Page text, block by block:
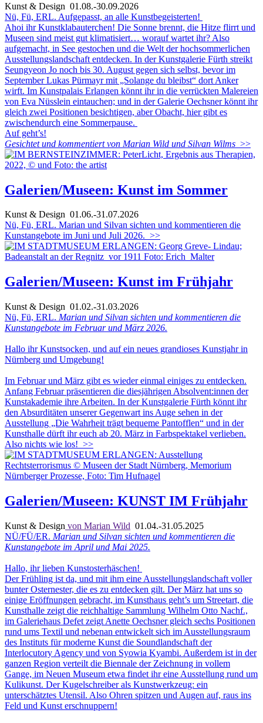
Kunst & Design 01.08.-30.09.2026
Nü, Fü, ERL. Aufgepasst, an alle Kunstbegeisterten!
Ahoi ihr Kunstklabauterchen! Die Sonne brennt, die Hitze flirrt und
Museen sind meist gut klimatisiert… worauf wartet ihr? Also
aufgemacht, in See gestochen und die Welt der hochsommerlichen
Ausstellungslandschaft entdecken. In der Kunstgalerie Fürth streikt
Seungyeon Jo noch bis 30. August gegen sich selbst, bevor im
September Lukas Pürmayr mit „Solange du bleibst“ dort Anker
wirft. Im Kunstpalais Erlangen könnt ihr in die verrückten Malereien
von Eva Nüsslein eintauchen; und in der Galerie Oechsner könnt ihr
gleich zwei Positionen besichtigen, aber Obacht, hier gibt es
zwischendurch eine Sommerpause.
Auf geht’s!
Gesichtet und kommentiert von Marian Wild und Silvan Wilms >>
Galerien/Museen: Kunst im Sommer
Kunst & Design 01.06.-31.07.2026
Nü, Fü, ERL. Marian und Silvan sichten und kommentieren die
Kunstangebote im Juni und Juli 2026. >>
Galerien/Museen: Kunst im Frühjahr
Kunst & Design 01.02.-31.03.2026
Nü, Fü, ERL. Marian und Silvan sichten und kommentieren die
Kunstangebote im Februar und März 2026.
Hallo ihr Kunstsocken, und auf ein neues grandioses Kunstjahr in
Nürnberg und Umgebung!
Im Februar und März gibt es wieder einmal einiges zu entdecken.
Anfang Februar präsentieren die diesjährigen Absolvent:innen der
Kunstakademie ihre Arbeiten. In der Kunstgalerie Fürth könnt ihr
den Absurditäten unserer Gegenwart ins Auge sehen in der
Ausstellung „Die Wahrheit trägt bequeme Pantofflen“ und in der
Kunsthalle dürft ihr euch ab 20. März in Farbspektakel verlieben.
Also nichts wie los! >>
Galerien/Museen: KUNST IM Frühjahr
Kunst & Design von Marian Wild 01.04.-31.05.2025
NÜ/FÜ/ER. Marian und Silvan sichten und kommentieren die
Kunstangebote im April und Mai 2025.
Hallo, ihr lieben Kunstosterhäschen!
Der Frühling ist da, und mit ihm eine Ausstellungslandschaft voller
bunter Osternester, die es zu entdecken gilt. Der März hat uns so
einige Eröffnungen gebracht, im Kunsthaus geht’s um Streetart, die
Kunsthalle zeigt die reichhaltige Sammlung Wilhelm Otto Nachf.,
im Galeriehaus Defet zeigt Anette Oechsner gleich sechs Positionen
rund ums Textil und nebenan entwickelt sich im Ausstellungsraum
des Instituts für moderne Kunst die Soundlandschaft der
Interlocutory Agency und von Syowia Kyambi. Außerdem ist in der
ganzen Region verteilt die Biennale der Zeichnung in vollem
Gange, im Neuen Museum etwa findet ihr eine Ausstellung rund um
Kulikunst. Der Kugelschreiber als Kunstwerkzeug: ein
unterschätztes Utensil. Also Ohren spitzen und Augen auf, raus ins
Feld und Kunst erschnuppern!